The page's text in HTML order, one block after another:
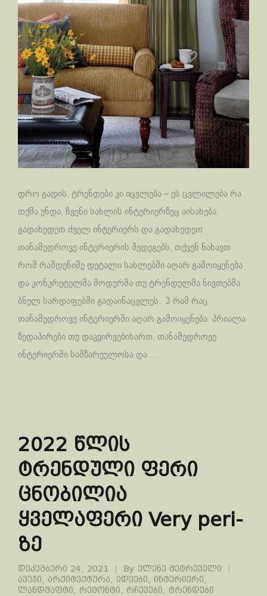
დრო გადის, ტრენდები კი იცვლება – ეს ცვლილება რა
თქმა უნდა, ჩვენი სახლის ინტერიერზეც აისახება.
გადახედეთ ძველ ინტერიერს და გადახედეთ
თანამედროვე ინტერიერის შედეგებს, თქვენ ნახავთ
რომ რამდენიმე დეტალი სახლებში აღარ გამოიყენება
და კონკრეტულმა მოდურმა თუ ტრენდულმა ნივთებმა
ბნელ სარდაფებში გადაინაცვლეს. 3 რამ რაც
თანამედროვე ინტერიერში აღარ გამოიყენება პრიალა
ზედაპირები თუ დაკვირვებიხართ, თანამედროვე
ინტერიერში სამზარეულოსა და …
2022 წლის
ტრენდული ფერი
ცნობილია
ყველაფერი Very peri-
ზე
დეკემბერი 24, 2021 By ელენე მეტრეველი
ავეჯი
არქიტექტურა იდეები ინტერიერი
ლანდშაფტი
რემონტი რჩევები ტრენდები